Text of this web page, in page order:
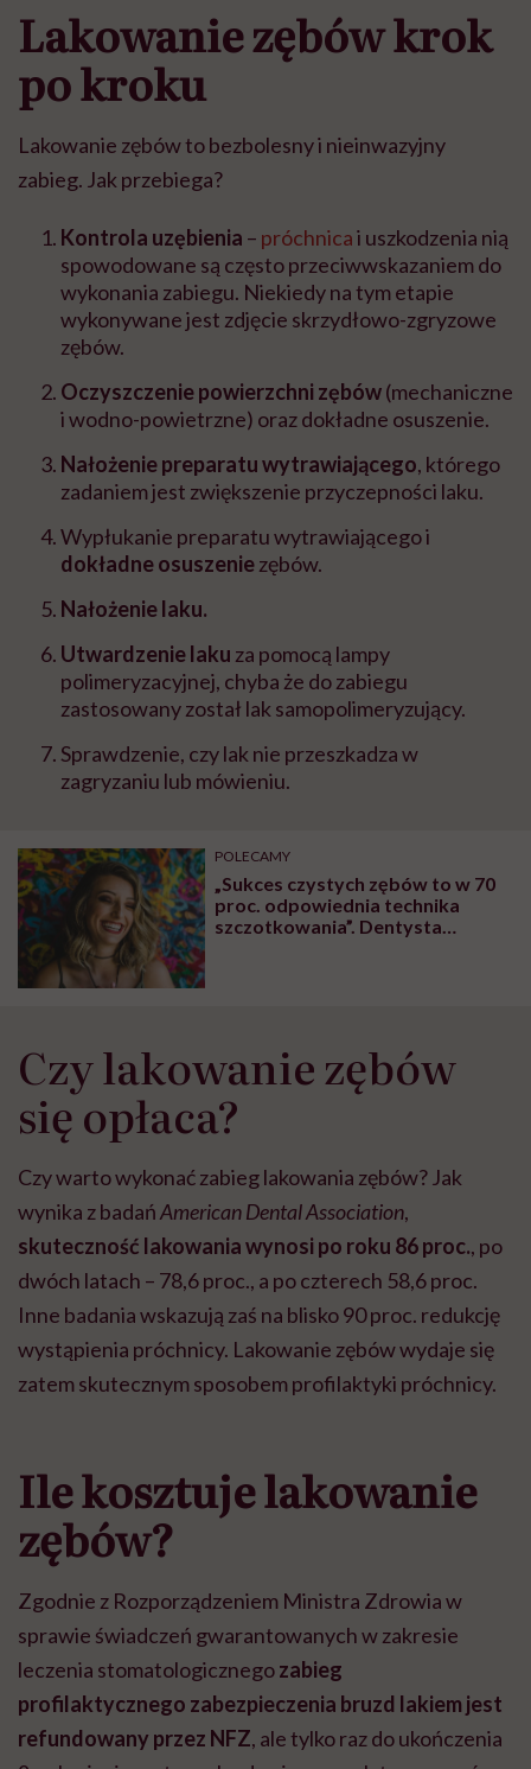
Lakowanie zębów krok
po kroku
Lakowanie zębów to bezbolesny i nieinwazyjny
zabieg. Jak przebiega?
Kontrola uzębienia – próchnicai uszkodzenia nią
spowodowane są często przeciwwskazaniem do
wykonania zabiegu. Niekiedy na tym etapie
wykonywane jest zdjęcie skrzydłowo-zgryzowe
zębów.
Oczyszczenie powierzchni zębów(mechaniczne
i wodno-powietrzne) orazdokładne osuszenie.
Nałożenie preparatu wytrawiającego, którego
zadaniem jest zwiększenie przyczepności laku.
Wypłukanie preparatu wytrawiającego i
dokładne osuszeniezębów.
Nałożenie laku.
Utwardzenie laku za pomocą lampy
polimeryzacyjnej, chyba że do zabiegu
zastosowany został lak samopolimeryzujący.
Sprawdzenie, czy lak nie przeszkadza w
zagryzaniu lub mówieniu.
POLECAMY
„Sukces czystych zębów to w 70
proc. odpowiednia technika
szczotkowania”. Dentysta
Czy lakowanie zębów
się opłaca?
Czy warto wykonać zabieg lakowania zębów? Jak
wynika z badańAmerican Dental Association,
skuteczność lakowania wynosi po roku 86 proc., po
dwóch latach – 78,6 proc., a po czterech 58,6 proc.
Inne badania wskazują zaś na blisko 90 proc. redukcję
wystąpienia próchnicy. Lakowanie zębów wydaje się
zatem skutecznym sposobem profilaktyki próchnicy.
Ile kosztuje lakowanie
zębów?
Zgodnie z Rozporządzeniem Ministra Zdrowia w
sprawie świadczeń gwarantowanych w zakresie
leczenia stomatologicznegozabieg
profilaktycznego zabezpieczenia bruzd lakiem jest
refundowany przez NFZ, ale tylko raz do ukończenia